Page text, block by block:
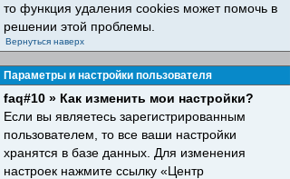
то функция удаления cookies может помочь в
решении этой проблемы.
Вернуться наверх
Параметры и настройки пользователя
faq#10 » Как изменить мои настройки?
Если вы являетесь зарегистрированным
пользователем, то все ваши настройки
хранятся в базе данных. Для изменения
настроек нажмите ссылку «Центр